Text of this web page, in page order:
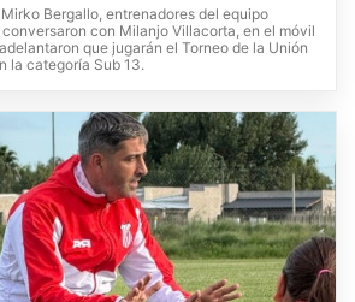
Bergallo, entrenadores del equipo
con Milanjo Villacorta, en el móvil
que jugarán el Torneo de la Unión
la categoría Sub 13.